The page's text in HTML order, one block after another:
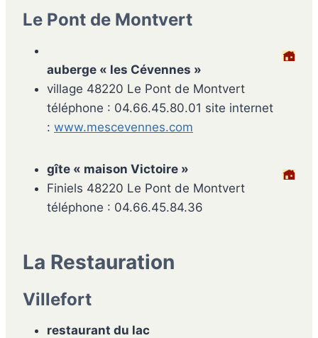
Le Pont de Montvert
auberge « les Cévennes »
village 48220 Le Pont de Montvert
téléphone : 04.66.45.80.01 site internet
: www.mescevennes.com
gîte « maison Victoire »
Finiels 48220 Le Pont de Montvert
téléphone : 04.66.45.84.36
La Restauration
Villefort
restaurant du lac